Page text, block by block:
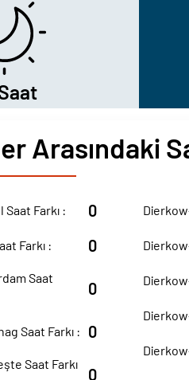
Arasındaki
Farkı : 0
Farkı : 0
Saat
0
Saat Farkı : 0
Saat Farkı
0